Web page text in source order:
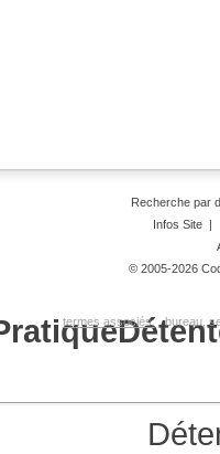
Recherche par
Infos Site|
© 2005-2026
termes associés: bureau,